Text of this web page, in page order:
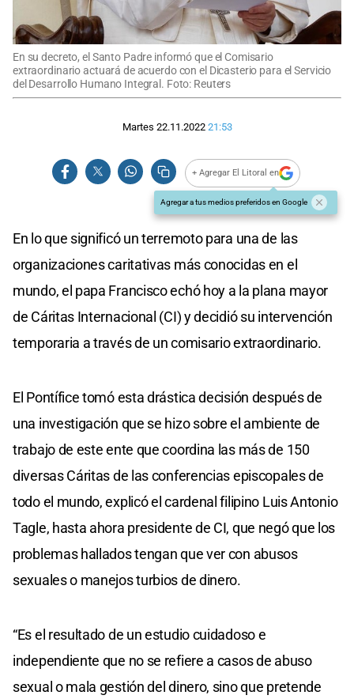
En su decreto, el Santo Padre informó que el Comisario
extraordinario actuará de acuerdo con el Dicasterio para el Servicio
del Desarrollo Humano Integral. Foto: Reuters
Martes 22.11.2022 21:53
+ Agregar El Litoral en
Agregar a tus medios preferidos en Google
En lo que significó un terremoto para una de las
organizaciones caritativas más conocidas en el
mundo, el papa Francisco echó hoy a la plana mayor
de Cáritas Internacional (CI) y decidió su intervención
temporaria a través de un comisario extraordinario.
El Pontífice tomó esta drástica decisión después de
una investigación que se hizo sobre el ambiente de
trabajo de este ente que coordina las más de 150
diversas Cáritas de las conferencias episcopales de
todo el mundo, explicó el cardenal filipino Luis Antonio
Tagle, hasta ahora presidente de CI, que negó que los
problemas hallados tengan que ver con abusos
sexuales o manejos turbios de dinero.
“Es el resultado de un estudio cuidadoso e
independiente que no se refiere a casos de abuso
sexual o mala gestión del dinero, sino que pretende